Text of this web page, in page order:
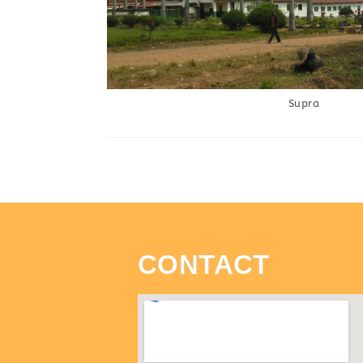
Supra
CONTACT